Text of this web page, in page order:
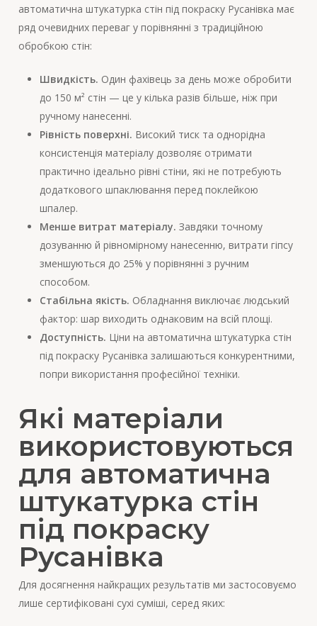
автоматична штукатурка стін під покраску Русанівка має
ряд очевидних переваг у порівнянні з традиційною
обробкою стін:
Швидкість. Один фахівець за день може обробити
до 150 м² стін — це у кілька разів більше, ніж при
ручному нанесенні.
Рівність поверхні. Високий тиск та однорідна
консистенція матеріалу дозволяє отримати
практично ідеально рівні стіни, які не потребують
додаткового шпаклювання перед поклейкою
шпалер.
Менше витрат матеріалу. Завдяки точному
дозуванню й рівномірному нанесенню, витрати гіпсу
зменшуються до 25% у порівнянні з ручним
способом.
Стабільна якість. Обладнання виключає людський
фактор: шар виходить однаковим на всій площі.
Доступність. Ціни на автоматична штукатурка стін
під покраску Русанівка залишаються конкурентними,
попри використання професійної техніки.
Які матеріали
використовуються
для автоматична
штукатурка стін
під покраску
Русанівка
Для досягнення найкращих результатів ми застосовуємо
лише сертифіковані сухі суміші, серед яких: